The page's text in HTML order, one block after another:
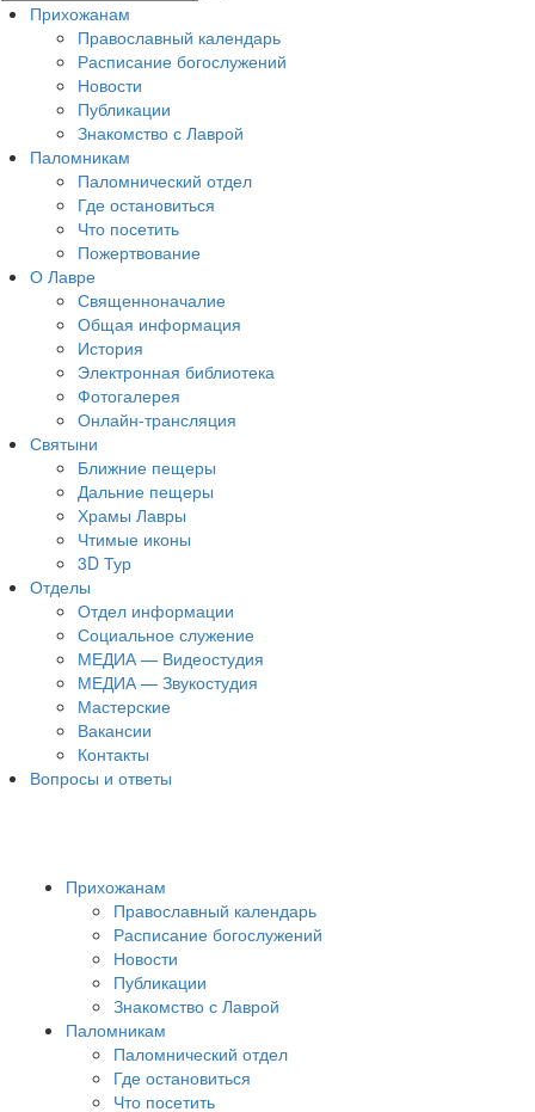
Прихожанам
Православный календарь
Расписание богослужений
Новости
Публикации
Знакомство с Лаврой
Паломникам
Паломнический отдел
Где остановиться
Что посетить
Пожертвование
О Лавре
Священноначалие
Общая информация
История
Электронная библиотека
Фотогалерея
Онлайн-трансляция
Святыни
Ближние пещеры
Дальние пещеры
Храмы Лавры
Чтимые иконы
3D Тур
Отделы
Отдел информации
Социальное служение
МЕДИА — Видеостудия
МЕДИА — Звукостудия
Мастерские
Вакансии
Контакты
Вопросы и ответы
Прихожанам
Православный календарь
Расписание богослужений
Новости
Публикации
Знакомство с Лаврой
Паломникам
Паломнический отдел
Где остановиться
Что посетить